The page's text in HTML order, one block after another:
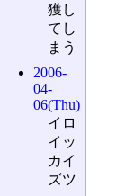
獲し
てし
まう
2006-
04-
06(Thu)
イロ
イッ
カイ
ズツ